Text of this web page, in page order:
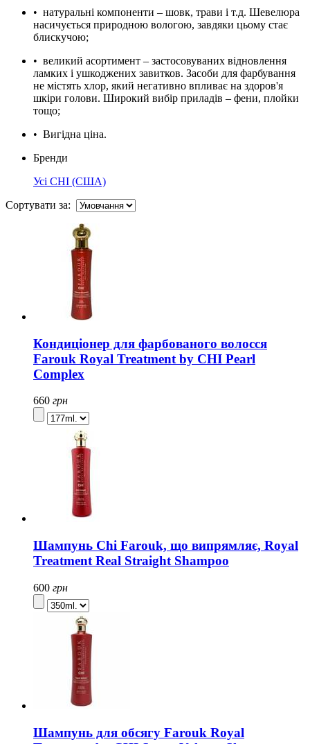
• натуральні компоненти – шовк, трави і т.д. Шевелюра
насичується природною вологою, завдяки цьому стає
блискучою;
• великий асортимент – застосовуваних відновлення
ламких і ушкоджених завитков. Засоби для фарбування
не містять хлор, який негативно впливає на здоров'я
шкіри голови. Широкий вибір приладів – фени, плойки
тощо;
• Вигідна ціна.
Бренди
Усі CHI (США)
Сортувати за:
Кондиціонер для фарбованого волосся
Farouk Royal Treatment by CHI Pearl
Complex
660 грн
Шампунь Chi Farouk, що випрямляє, Royal
Treatment Real Straight Shampoo
600 грн
Шампунь для обсягу Farouk Royal